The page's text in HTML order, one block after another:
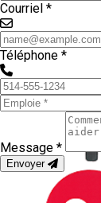
Courriel *
Téléphone *
Message *
Envoyer